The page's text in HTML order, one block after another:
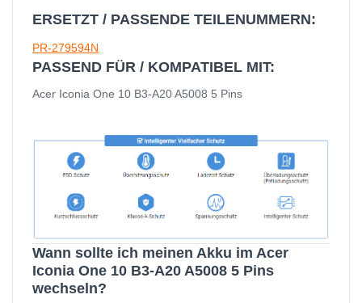
ERSETZT / PASSENDE TEILENUMMERN:
PR-279594N
PASSEND FÜR / KOMPATIBEL MIT:
Acer Iconia One 10 B3-A20 A5008 5 Pins
Wann sollte ich meinen Akku im Acer
Iconia One 10 B3-A20 A5008 5 Pins
wechseln?